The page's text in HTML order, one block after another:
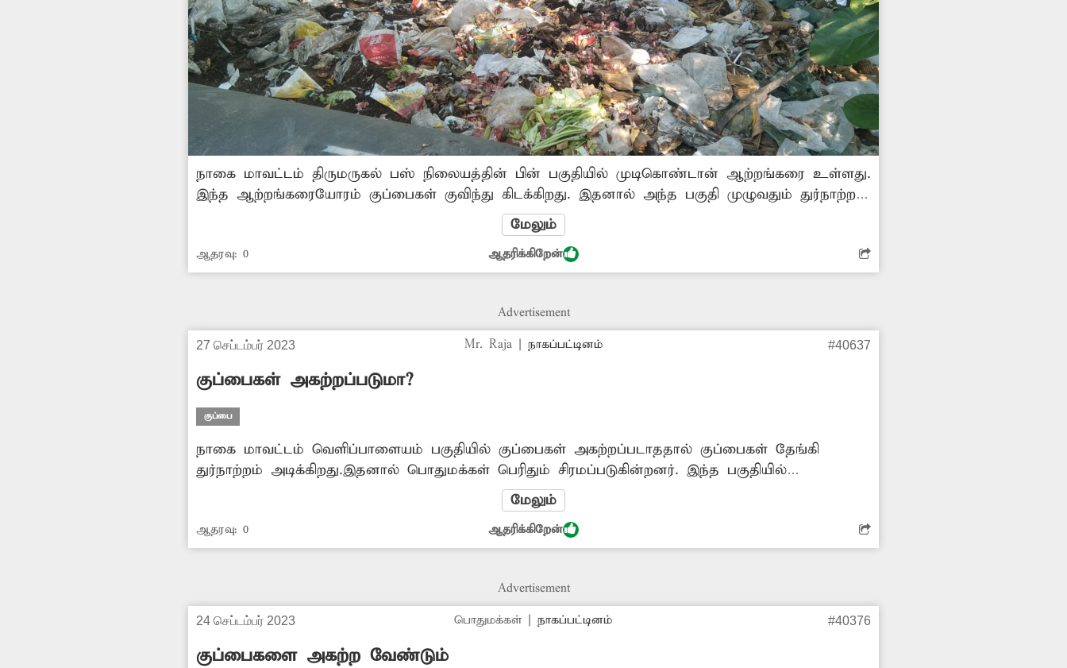
நாகை மாவட்டம் திருமருகல் பஸ் நிலையத்தின் பின் பகுதியில் முடிகொண்டான் ஆற்றங்கரை உள்ளது.
இந்த ஆற்றங்கரையோரம் குப்பைகள் குவிந்து கிடக்கிறது. இதனால் அந்த பகுதி முழுவதும் துர்நாற்றம்
வீசுகிறது. இதன்காரணமாக அந்த வழியாக செல்லும் பொதுமக்கள், வாகன ஓட்டிகள் மூக்கை மூடியபடி
சென்று வருகின்றனர். மேலும்,குவிந்து கிடக்கும் குப்பைகளால் சுகாதார சீர்கேடு ஏற்பட்டு தொற்று
நோய் பரவும் அபாயம் உள்ளது. எனவே, சம்பந்தப்பட்ட அதிகாரிகள் மேற்கண்ட பகுதியில்
ஆற்றங்கரையோரத்தில் குவிந்து கிடக்கும் குப்பைகளை அகற்றவும், குப்பைகள்...
மேலும்
ஆதரவு: 0 ஆதரிக்கிறேன்
Advertisement
27 செப்டம்பர் 2023 Mr. Raja| நாகப்பட்டினம் #40637
குப்பைகள் அகற்றப்படுமா?
குப்பை
நாகை மாவட்டம் வெளிப்பாளையம் பகுதியில் குப்பைகள் அகற்றப்படாததால் குப்பைகள் தேங்கி
துர்நாற்றம் அடிக்கிறது.இதனால் பொதுமக்கள் பெரிதும் சிரமப்படுகின்றனர். இந்த பகுதியில்
அதிகாரிகள் உரிய நடவடிக்கை எடுத்து மேற்கண்ட பகுதியில் தேங்கி உள்ள குப்பைகளை அகற்ற
மேலும்
ஆதரவு: 0 ஆதரிக்கிறேன்
Advertisement
24 செப்டம்பர் 2023 பொதுமக்கள் |நாகப்பட்டினம் #40376
குப்பைகளை அகற்ற வேண்டும்